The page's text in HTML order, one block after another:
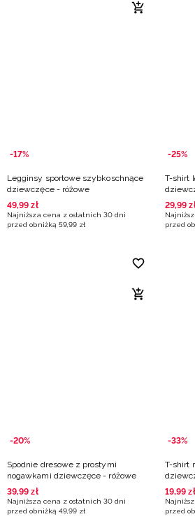
-17%
Legginsy sportowe szybkoschnące
dziewczęce - różowe
49,99 zł
Najniższa cena z ostatnich 30 dni
przed obniżką 59,99 zł
-25%
T-shirt
29,99
przed
-20%
Spodnie dresowe z prostymi
nogawkami dziewczęce - różowe
39,99 zł
Najniższa cena z ostatnich 30 dni
przed obniżką 49,99 zł
-33%
T-shirt
19,99 zł
przed